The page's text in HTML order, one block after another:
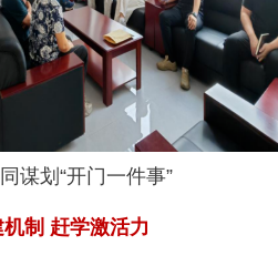
谋划“开门一件事”
制 赶学激活力